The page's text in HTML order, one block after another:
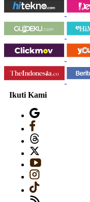
Ikuti Kami